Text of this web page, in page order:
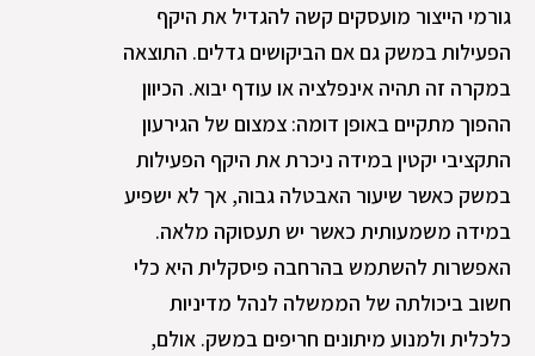
גורמי הייצור מועסקים קשה להגדיל את היקף
הפעילות במשק גם אם הביקושים גדלים. התוצאה
במקרה זה תהיה אינפלציה או עודף יבוא. הכיוון
ההפוך מתקיים באופן דומה: צמצום של הגירעון
התקציבי יקטין במידה ניכרת את היקף הפעילות
במשק כאשר שיעור האבטלה גבוה, אך לא ישפיע
במידה משמעותית כאשר יש תעסוקה מלאה.
האפשרות להשתמש בהרחבה פיסקלית היא כלי
חשוב ביכולתה של הממשלה לנהל מדיניות
כלכלית ולמנוע מיתונים חריפים במשק. אולם,